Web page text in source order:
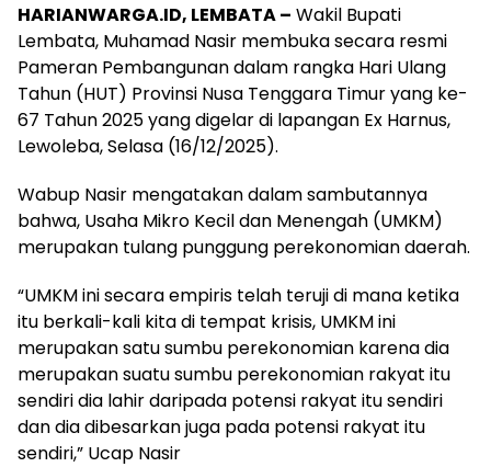
HARIANWARGA.ID, LEMBATA – Wakil Bupati
Lembata, Muhamad Nasir membuka secara resmi
Pameran Pembangunan dalam rangka Hari Ulang
Tahun (HUT) Provinsi Nusa Tenggara Timur yang ke-
67 Tahun 2025 yang digelar di lapangan Ex Harnus,
Lewoleba, Selasa (16/12/2025).
Wabup Nasir mengatakan dalam sambutannya
bahwa, Usaha Mikro Kecil dan Menengah (UMKM)
merupakan tulang punggung perekonomian daerah.
“UMKM ini secara empiris telah teruji di mana ketika
itu berkali-kali kita di tempat krisis, UMKM ini
merupakan satu sumbu perekonomian karena dia
merupakan suatu sumbu perekonomian rakyat itu
sendiri dia lahir daripada potensi rakyat itu sendiri
dan dia dibesarkan juga pada potensi rakyat itu
sendiri,” Ucap Nasir